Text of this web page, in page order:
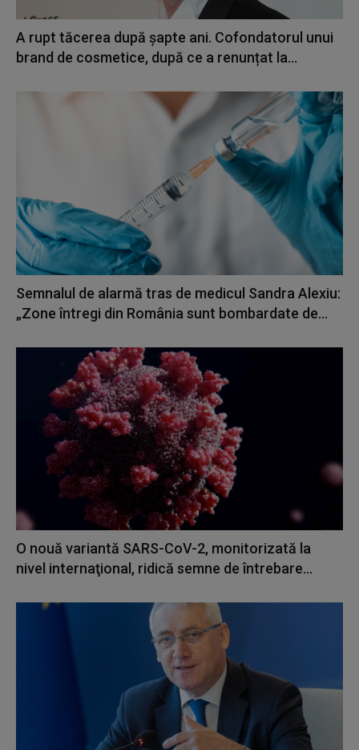
A rupt tăcerea după șapte ani. Cofondatorul unui
brand de cosmetice, după ce a renunțat la...
Semnalul de alarmă tras de medicul Sandra Alexiu:
„Zone întregi din România sunt bombardate de...
O nouă variantă SARS-CoV-2, monitorizată la
nivel internaţional, ridică semne de întrebare...